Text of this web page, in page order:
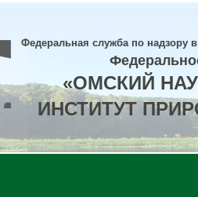
Федеральная служба по надзору
«ОМСКИЙ
ИНСТИТУТ